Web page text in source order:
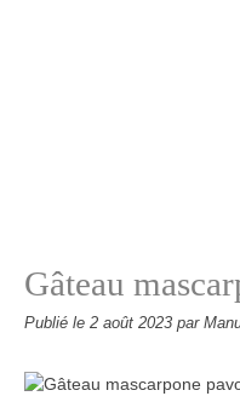
Gâteau
Publié le 2 août 2023 par